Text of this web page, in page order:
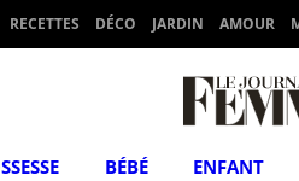
RECETTES DÉCO JARDIN AMOUR
BÉBÉ ENFANT